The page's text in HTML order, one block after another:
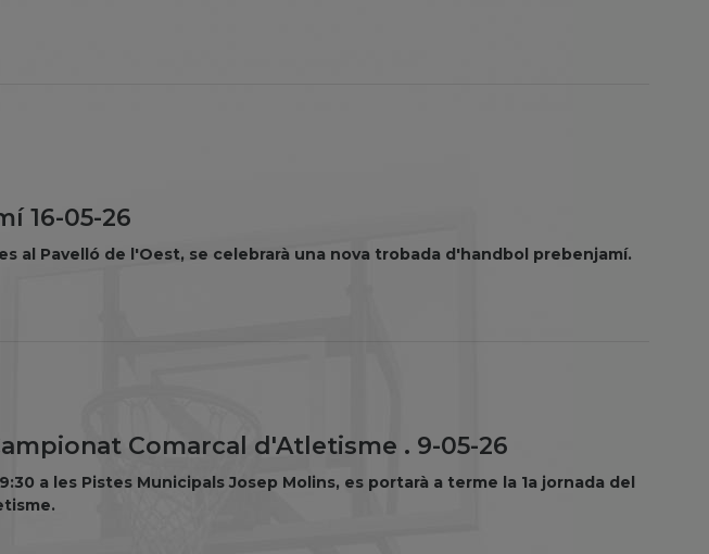
16-05-26
al Pavelló de l'Oest, se celebrarà una nova trobada d'handbol prebenjamí.
Comarcal d'Atletisme . 9-05-26
a les Pistes Municipals Josep Molins, es portarà a terme la 1a jornada del